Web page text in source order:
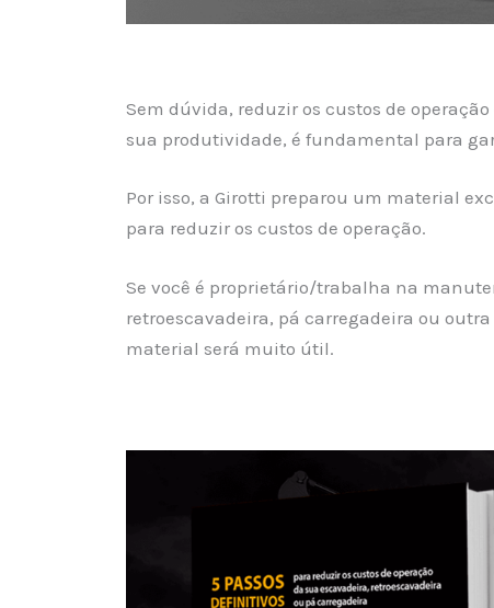
Sem dúvida, reduzir os custos de
sua produtividade, é fundamental para
Por isso, a Girotti preparou um material
para reduzir os custos de operação.
Se você é proprietário/trabalha na
retroescavadeira, pá carregadeira ou
material será muito útil.